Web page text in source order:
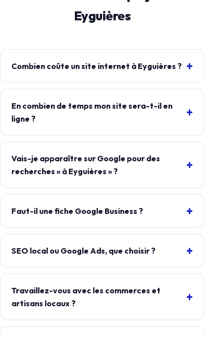
Eyguières
Combien coûte un site internet à Eyguières ?
En combien de temps mon site sera-t-il en
ligne ?
Vais-je apparaître sur Google pour des
recherches « à Eyguières » ?
Faut-il une fiche Google Business ?
SEO local ou Google Ads, que choisir ?
Travaillez-vous avec les commerces et
artisans locaux ?